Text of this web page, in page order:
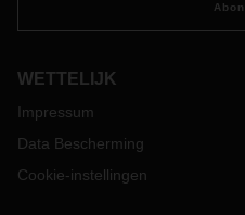
WETTELIJK
Impressum
Data Bescherming
Cookie-instellingen